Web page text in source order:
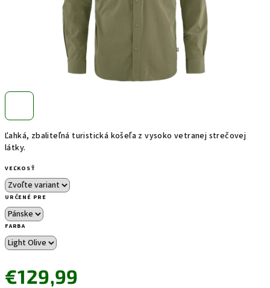
Ľahká, zbaliteľná turistická košeľa z vysoko vetranej strečovej
látky.
VEĽKOSŤ
URČENÉ PRE
FARBA
€129,99